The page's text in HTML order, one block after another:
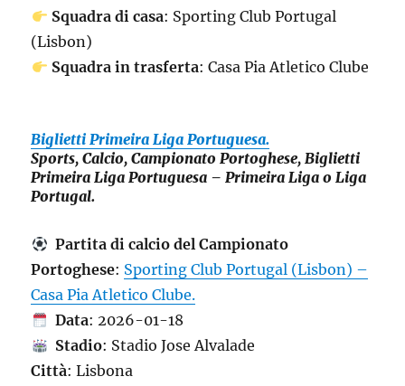
Squadra di casa: Sporting Club Portugal
(Lisbon)
Squadra in trasferta: Casa Pia Atletico Clube
Biglietti Primeira Liga Portuguesa.
Sports, Calcio, Campionato Portoghese, Biglietti
Primeira Liga Portuguesa – Primeira Liga o Liga
Portugal.
Partita di calcio del Campionato
Portoghese: Sporting Club Portugal (Lisbon) –
Casa Pia Atletico Clube.
Data: 2026-01-18
Stadio: Stadio Jose Alvalade
Città: Lisbona